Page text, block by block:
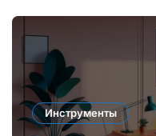
Инструменты